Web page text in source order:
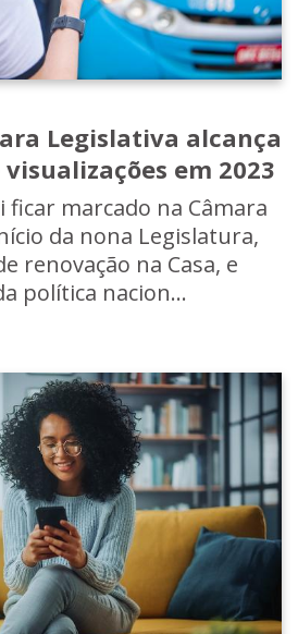
Legislativa alcança
em 2023
ficar marcado na Câmara
da nona Legislatura,
renovação na Casa, e
política nacion...